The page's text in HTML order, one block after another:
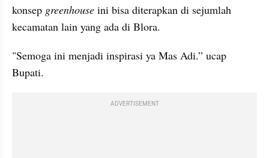
konsep greenhouse ini bisa diterapkan di sejumlah
kecamatan lain yang ada di Blora.
"Semoga ini menjadi inspirasi ya Mas Adi.” ucap
Bupati.
ADVERTISEMENT